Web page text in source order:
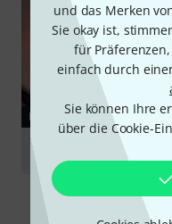
und das Merken
Sie okay ist,
für
einfach durch
Sie können Ihre
über die Cookie-
RATGEBER
E-Gitarre